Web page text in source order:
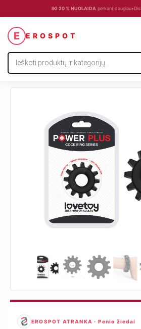
IKI 20 % NUOLAIDA perkant daugiau•
E EROSPOT
Products
search
EROSPOT ATRANKA · Penio žiedai